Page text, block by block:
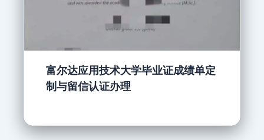
富尔达应用技术大学毕业证成绩单定
制与留信认证办理